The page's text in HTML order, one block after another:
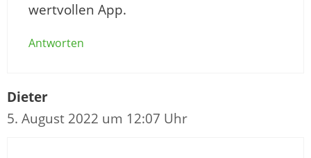
wertvollen App.
Antworten
Dieter
5. August 2022 um 12:07 Uhr